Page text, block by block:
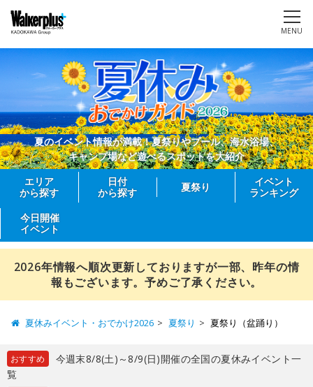
MENU
夏のイベント情報が満載！夏祭りやプール、海水浴場、
キャンプ場など遊べるスポットを大紹介
エリア
から探す
日付
から探す
夏祭り
イベント
ランキング
今日開催
イベント
2026年情報へ順次更新しておりますが一部、昨年の情
報もございます。予めご了承ください。
夏休みイベント・おでかけ2026 夏祭り 夏祭り（盆踊り）
おすすめ
今週末8/8(土)～8/9(日)開催の全国の夏休みイベント一
覧